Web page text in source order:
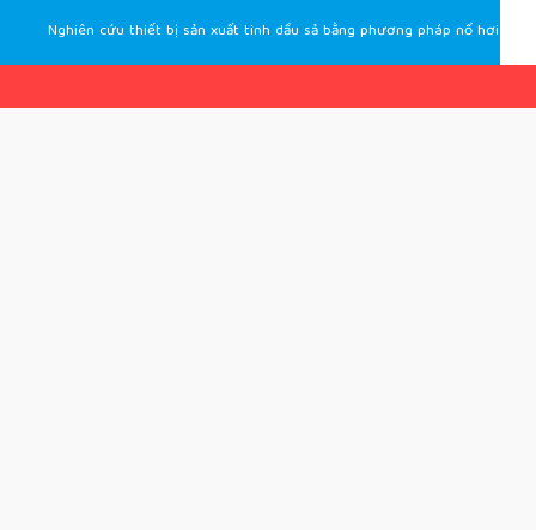
Nghiên cứu thiết bị sản xuất tinh dầu sả bằng phương pháp nổ hơi